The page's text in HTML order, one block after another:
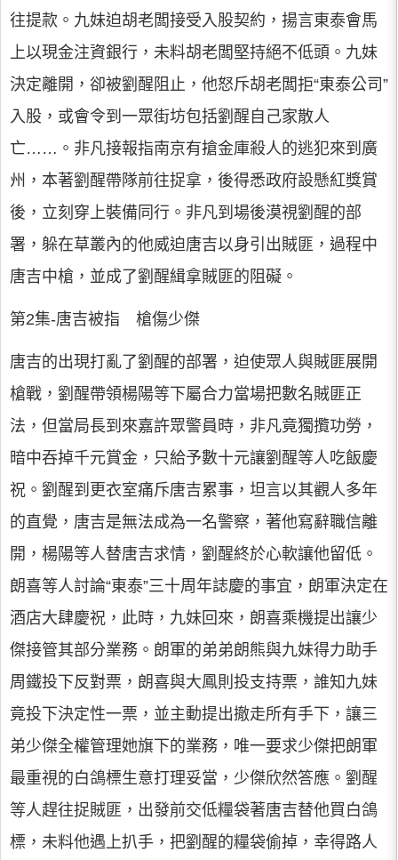
往提款。九妹迫胡老闆接受入股契約，揚言東泰會馬
上以現金注資銀行，未料胡老闆堅持絕不低頭。九妹
決定離開，卻被劉醒阻止，他怒斥胡老闆拒“東泰公司”
入股，或會令到一眾街坊包括劉醒自己家散人
亡……。非凡接報指南京有搶金庫殺人的逃犯來到廣
州，本著劉醒帶隊前往捉拿，後得悉政府設懸紅獎賞
後，立刻穿上裝備同行。非凡到場後漠視劉醒的部
署，躲在草叢內的他威迫唐吉以身引出賊匪，過程中
唐吉中槍，並成了劉醒緝拿賊匪的阻礙。
第2集-唐吉被指 槍傷少傑
唐吉的出現打亂了劉醒的部署，迫使眾人與賊匪展開
槍戰，劉醒帶領楊陽等下屬合力當場把數名賊匪正
法，但當局長到來嘉許眾警員時，非凡竟獨攬功勞，
暗中吞掉千元賞金，只給予數十元讓劉醒等人吃飯慶
祝。劉醒到更衣室痛斥唐吉累事，坦言以其觀人多年
的直覺，唐吉是無法成為一名警察，著他寫辭職信離
開，楊陽等人替唐吉求情，劉醒終於心軟讓他留低。
朗喜等人討論“東泰”三十周年誌慶的事宜，朗軍決定在
酒店大肆慶祝，此時，九妹回來，朗喜乘機提出讓少
傑接管其部分業務。朗軍的弟弟朗熊與九妹得力助手
周鐵投下反對票，朗喜與大鳳則投支持票，誰知九妹
竟投下決定性一票，並主動提出撤走所有手下，讓三
弟少傑全權管理她旗下的業務，唯一要求少傑把朗軍
最重視的白鴿標生意打理妥當，少傑欣然答應。劉醒
等人趕往捉賊匪，出發前交低糧袋著唐吉替他買白鴿
標，未料他遇上扒手，把劉醒的糧袋偷掉，幸得路人